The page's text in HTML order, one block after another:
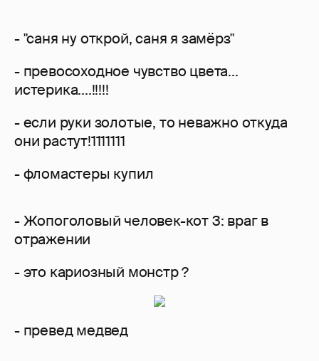
- "саня ну открой, саня я замёрз"
- превосоходное чувство цвета...
истерика....!!!!!
- если руки золотые, то неважно откуда
они растут!1111111
- фломастеры купил
- Жопоголовый человек-кот 3: враг в
отражении
- это кариозный монстр ?
- превед медвед